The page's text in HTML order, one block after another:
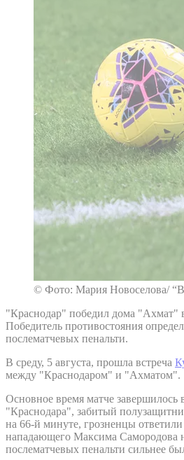
© Фото: Мария Новоселова/
"Краснодар" победил дома "Ахмат"
Победитель противостояния
послематчевых пенальти.
В среду, 5 августа, прошла встреча
между "Краснодаром" и "Ахматом".
Основное время матче
"Краснодара", забитый
на 66-й минуте, грозненцы
нападающего Максима Самородова
послематчевых пенальти сильнее